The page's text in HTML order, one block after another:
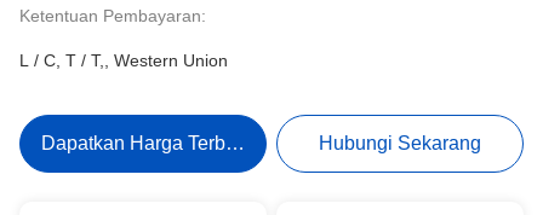
Ketentuan Pembayaran:
L / C, T / T,, Western Union
Dapatkan Harga Terbaik Hubungi Sekarang